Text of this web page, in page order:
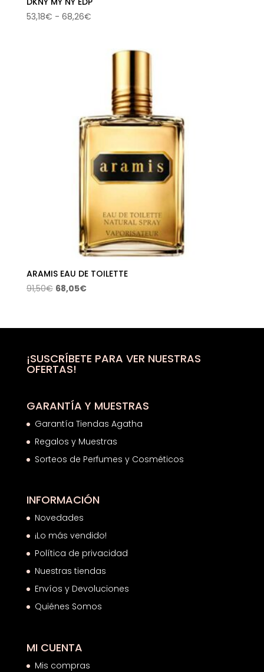
53,18€ - 68,26€Rango
desde
68,26€
ARAMIS EAU DE TOILETTE
91,50€ El
era:
68,05€El
es:
¡SUSCRÍBETE PARA VER NUESTRAS
OFERTAS!
GARANTÍA Y MUESTRAS
Garantía Tiendas Agatha
Regalos y Muestras
Sorteos de Perfumes y Cosméticos
INFORMACIÓN
Novedades
¡Lo más vendido!
Política de privacidad
Nuestras tiendas
Envíos y Devoluciones
Quiénes Somos
MI CUENTA
Mis compras